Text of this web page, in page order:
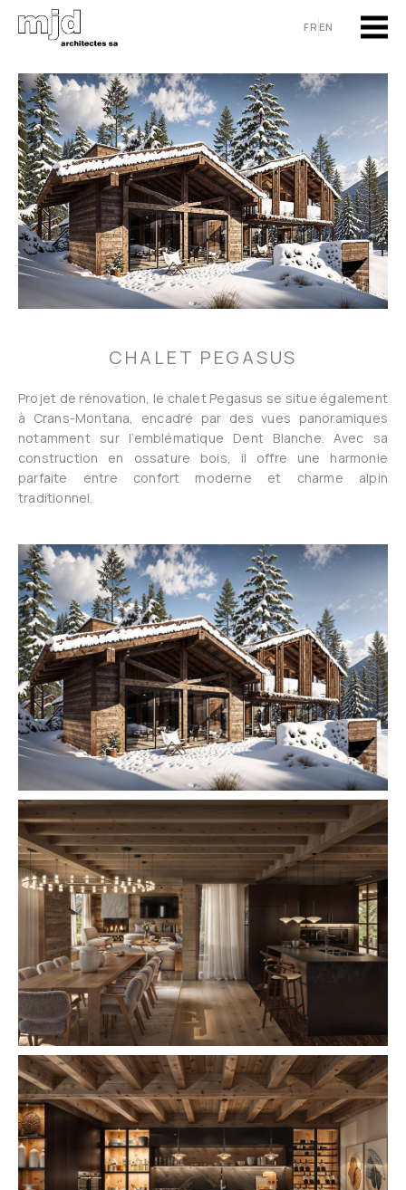
FR EN
CHALET PEGASUS
Projet de rénovation, le chalet Pegasus se situe également
à Crans-Montana, encadré par des vues panoramiques
notamment sur l’emblématique Dent Blanche. Avec sa
construction en ossature bois, il offre une harmonie
parfaite entre confort moderne et charme alpin
traditionnel.